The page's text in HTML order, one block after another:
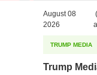
August 08
2026
TRUMP MEDIA
Trump